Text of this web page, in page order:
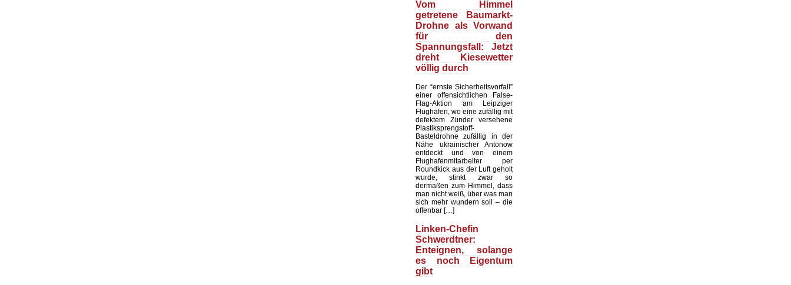
Vom Himmel
getretene Baumarkt-
Drohne als Vorwand
für den
Spannungsfall: Jetzt
dreht Kiesewetter
völlig durch
Der “ernste Sicherheitsvorfall”
einer offensichtlichen False-
Flag-Aktion am Leipziger
Flughafen, wo eine zufällig mit
defektem Zünder versehene
Plastiksprengstoff-
Basteldrohne zufällig in der
Nähe ukrainischer Antonow
entdeckt und von einem
Flughafenmitarbeiter per
Roundkick aus der Luft geholt
wurde, stinkt zwar so
dermaßen zum Himmel, dass
man nicht weiß, über was man
sich mehr wundern soll – die
offenbar […]
Linken-Chefin
Schwerdtner:
Enteignen, solange
es noch Eigentum
gibt